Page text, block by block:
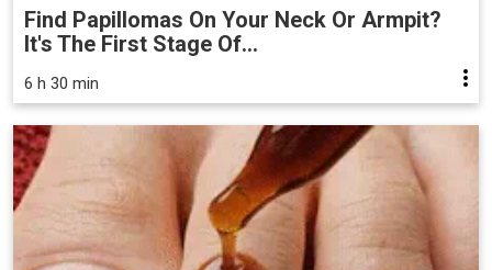
Find Papillomas On Your Neck Or Armpit?
It's The First Stage Of...
6 h 30 min